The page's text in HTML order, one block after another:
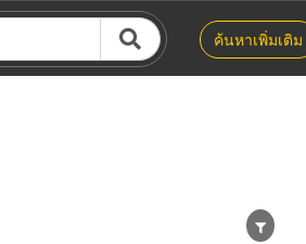
ค้นหาเพิ่มเติม